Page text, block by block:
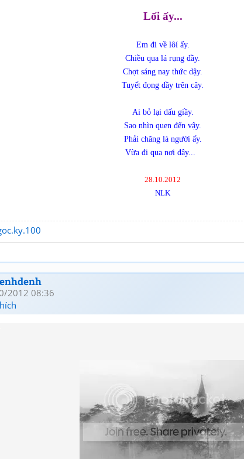
Lối ấy...
Em đi về lôí ấy.
Chiều qua lá rụng đầy.
Chợt sáng nay thức dậy.
Tuyết đọng dầy trên cây.
Ai bỏ lại dấu giầy.
Sao nhìn quen đến vậy.
Phải chăng là người ấy.
Vừa đi qua nơi đây...
28.10.2012
NLK
2012 08:36